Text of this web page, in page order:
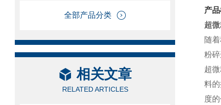
全部产品分类
相关文章
RELATED ARTICLES
产
超
随
粉
超
料
度